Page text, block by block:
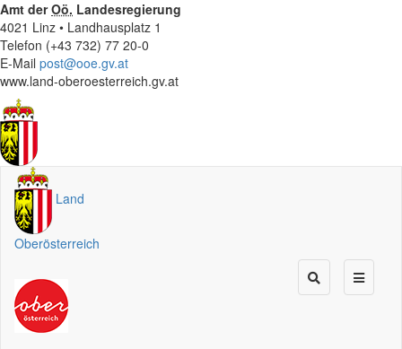
Amt derOö. Landesregierung
4021 Linz • Landhausplatz 1
Telefon (+43 732) 77 20-0
E-Mail post@ooe.gv.at
www.land-oberoesterreich.gv.at
Land
Oberösterreich